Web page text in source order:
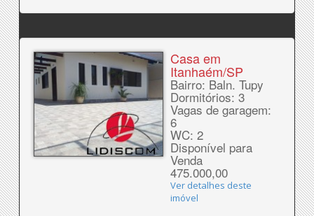
Casa em
Itanhaém/SP
Bairro: Baln. Tupy
Dormitórios: 3
Vagas de garagem:
6
WC: 2
Disponível para
Venda
475.000,00
Ver detalhes deste
imóvel